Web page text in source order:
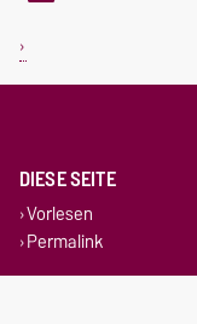
DIESE SEITE
Vorlesen
Permalink